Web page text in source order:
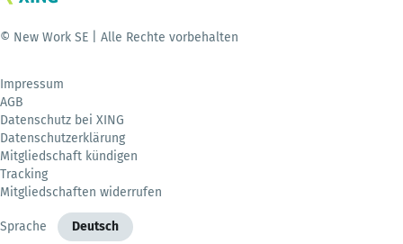
© New Work SE | Alle Rechte vorbehalten
Impressum
AGB
Datenschutz bei XING
Datenschutzerklärung
Mitgliedschaft kündigen
Tracking
Mitgliedschaften widerrufen
Sprache Deutsch